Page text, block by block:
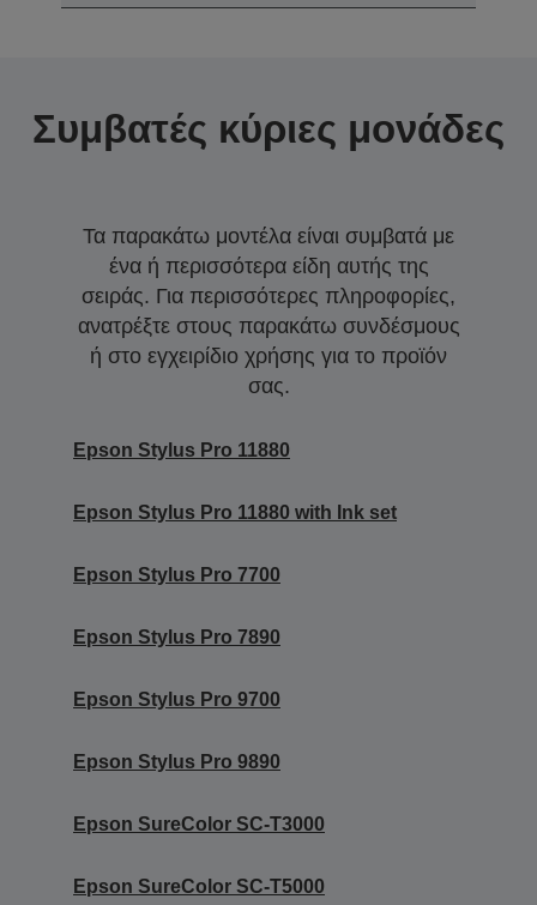
Συμβατές κύριες μονάδες
Τα παρακάτω μοντέλα είναι συμβατά με
ένα ή περισσότερα είδη αυτής της
σειράς. Για περισσότερες πληροφορίες,
ανατρέξτε στους παρακάτω συνδέσμους
ή στο εγχειρίδιο χρήσης για το προϊόν
σας.
Epson Stylus Pro 11880
Epson Stylus Pro 11880 with Ink set
Epson Stylus Pro 7700
Epson Stylus Pro 7890
Epson Stylus Pro 9700
Epson Stylus Pro 9890
Epson SureColor SC-T3000
Epson SureColor SC-T5000